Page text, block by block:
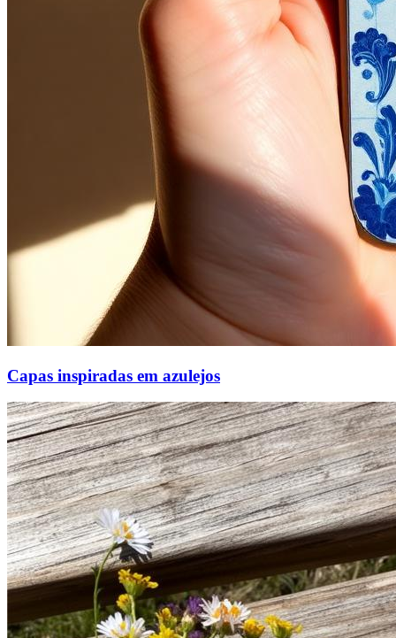
Capas inspiradas em azulejos